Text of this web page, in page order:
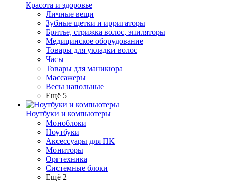
Красота и здоровье
Личные вещи
Зубные щетки и ирригаторы
Бритье, стрижка волос, эпиляторы
Медицинское оборудование
Товары для укладки волос
Часы
Товары для маникюра
Массажеры
Весы напольные
Ещё 5
Ноутбуки и компьютеры
Моноблоки
Ноутбуки
Аксессуары для ПК
Мониторы
Оргтехника
Системные блоки
Ещё 2